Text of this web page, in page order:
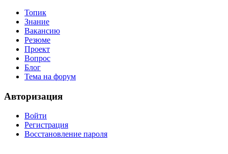
Топик
Знание
Вакансию
Резюме
Проект
Вопрос
Блог
Тема на форум
Авторизация
Войти
Регистрация
Восстановление пароля